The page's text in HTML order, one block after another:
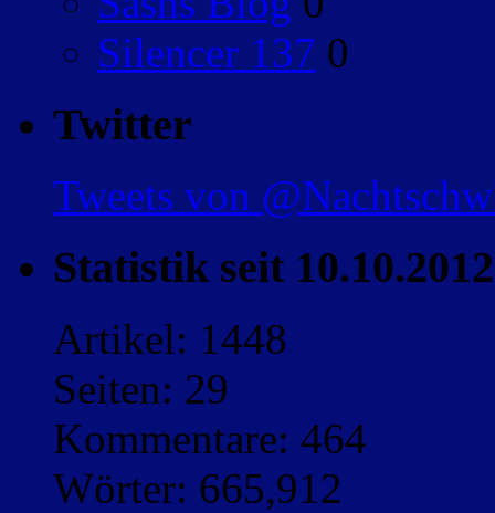
Silencer 137 0
Twitter
Tweets von
Statistik seit 10.10.2012
Artikel: 1448
Seiten: 29
Kommentare: 464
Wörter: 665,912